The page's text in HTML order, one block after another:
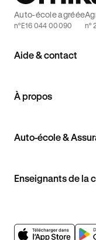
Aide & contact
À propos
Auto-école &
Enseignants de la
Auto-école agréée
n°E16 044 00090 n°